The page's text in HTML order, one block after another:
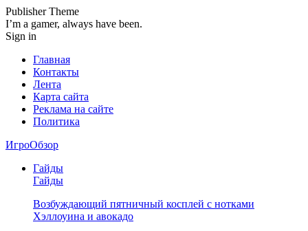
Publisher Theme
I’m a gamer, always have been.
Sign in
Главная
Контакты
Лента
Карта сайта
Реклама на сайте
Политика
ИгроОбзор
Гайды
Гайды
Возбуждающий пятничный косплей с нотками
Хэллоуина и авокадо